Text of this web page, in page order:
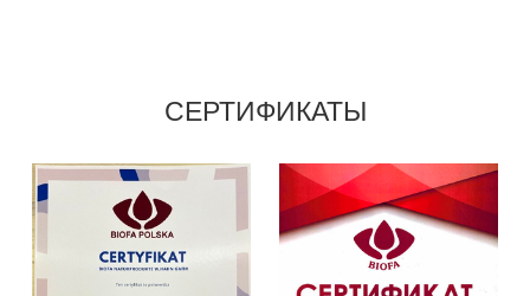
СЕРТИФИКАТЫ